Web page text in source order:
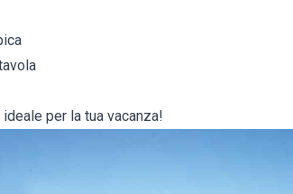
per la tua vacanza!